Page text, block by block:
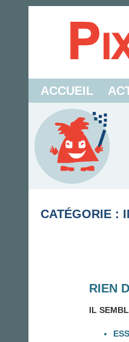
ACCUEIL
CATÉGORIE :
RIEN
IL